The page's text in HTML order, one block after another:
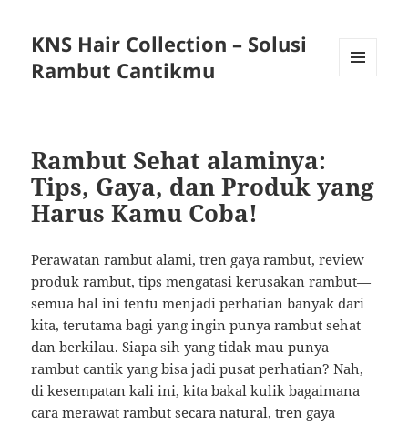
KNS Hair Collection – Solusi
Rambut Cantikmu
Rambut Sehat alaminya:
Tips, Gaya, dan Produk yang
Harus Kamu Coba!
Perawatan rambut alami, tren gaya rambut, review
produk rambut, tips mengatasi kerusakan rambut—
semua hal ini tentu menjadi perhatian banyak dari
kita, terutama bagi yang ingin punya rambut sehat
dan berkilau. Siapa sih yang tidak mau punya
rambut cantik yang bisa jadi pusat perhatian? Nah,
di kesempatan kali ini, kita bakal kulik bagaimana
cara merawat rambut secara natural, tren gaya